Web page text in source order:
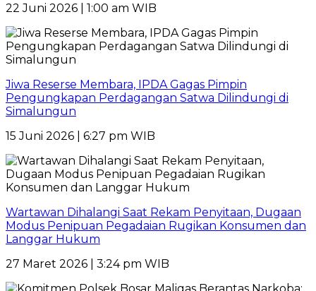
22 Juni 2026 | 1:00 am WIB
Jiwa Reserse Membara, IPDA Gagas Pimpin
Pengungkapan Perdagangan Satwa Dilindungi di
Simalungun
15 Juni 2026 | 6:27 pm WIB
Wartawan Dihalangi Saat Rekam Penyitaan, Dugaan
Modus Penipuan Pegadaian Rugikan Konsumen dan
Langgar Hukum
27 Maret 2026 | 3:24 pm WIB